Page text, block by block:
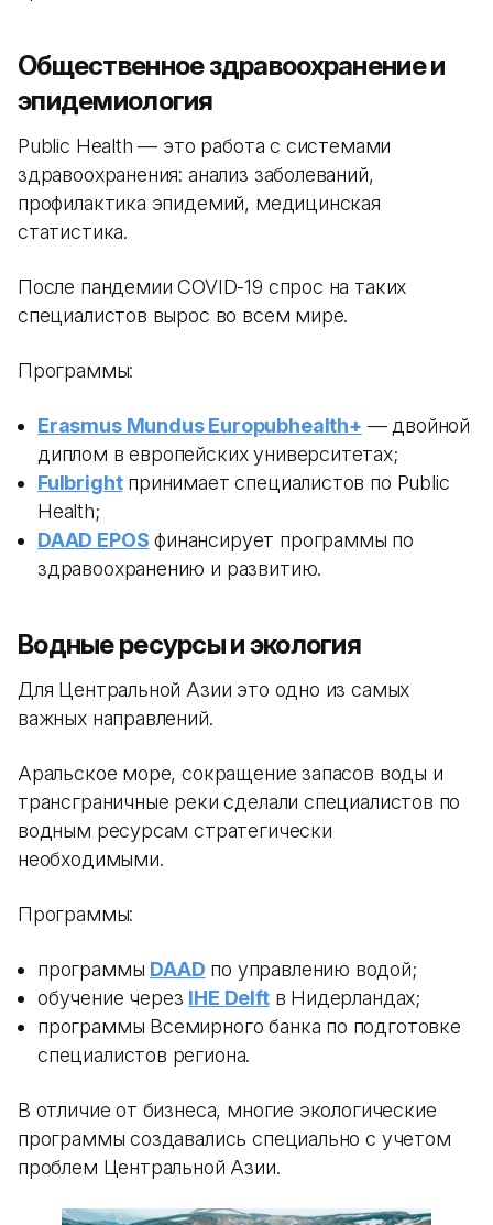
Общественное здравоохранение и
эпидемиология
Public Health — это работа с системами
здравоохранения: анализ заболеваний,
профилактика эпидемий, медицинская
статистика.
После пандемии COVID-19 спрос на таких
специалистов вырос во всем мире.
Программы:
Erasmus Mundus Europubhealth+ — двойной
диплом в европейских университетах;
Fulbrightпринимает специалистов по Public
Health;
DAAD EPOS финансирует программы по
здравоохранению и развитию.
Водные ресурсы и экология
Для Центральной Азии это одно из самых
важных направлений.
Аральское море, сокращение запасов воды и
трансграничные реки сделали специалистов по
водным ресурсам стратегически
необходимыми.
Программы:
программы DAAD по управлению водой;
обучение через IHE Delftв Нидерландах;
программы Всемирного банка по подготовке
специалистов региона.
В отличие от бизнеса, многие экологические
программы создавались специально с учетом
проблем Центральной Азии.